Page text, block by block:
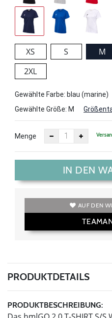
XS S M
2XL
Gewählte Farbe: blau (marine)
Gewählte Größe: M
Menge
IN DEN
AUF DEN
PRODUKTDETAILS
PRODUKTBESCHREIBUNG: